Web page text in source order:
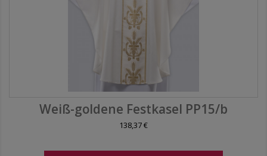
Weiß-goldene Festkasel PP15/b
138,37 €